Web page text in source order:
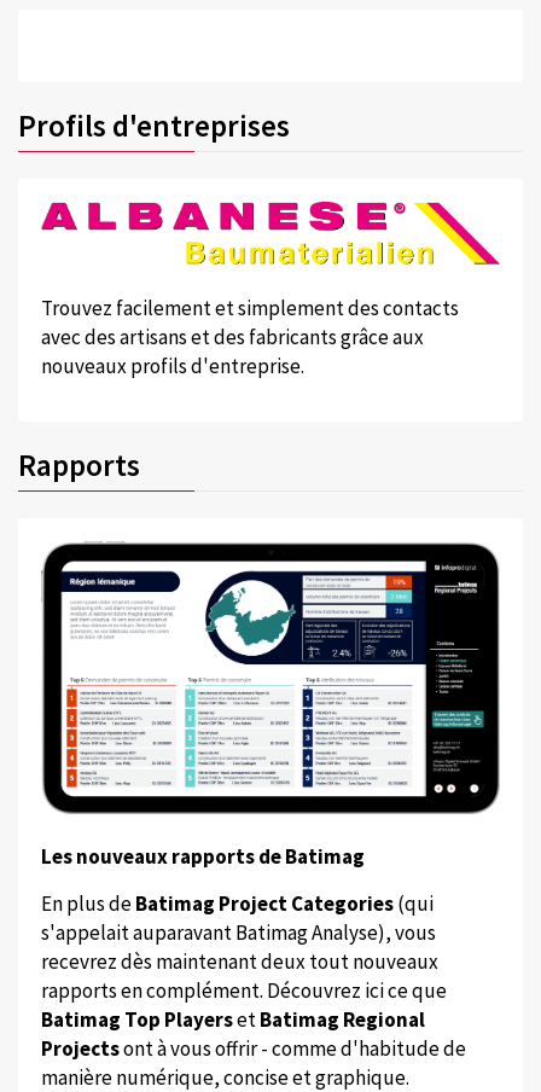
Profils d'entreprises
Trouvez facilement et simplement des contacts
avec des artisans et des fabricants grâce aux
nouveaux profils d'entreprise.
Rapports
Les nouveaux rapports de Batimag
En plus deBatimag Project Categories(qui
s'appelait auparavant Batimag Analyse), vous
recevrez dès maintenant deux tout nouveaux
rapports en complément. Découvrez ici ce que
Batimag Top PlayersetBatimag Regional
Projectsont à vous offrir - comme d'habitude de
manière numérique, concise et graphique.